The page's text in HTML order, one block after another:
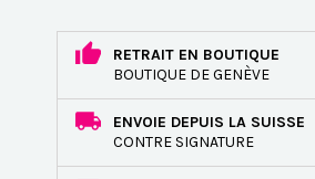
RETRAIT EN BOUTIQUE
BOUTIQUE DE GENÈVE
ENVOIE DEPUIS LA SUISSE
CONTRE SIGNATURE